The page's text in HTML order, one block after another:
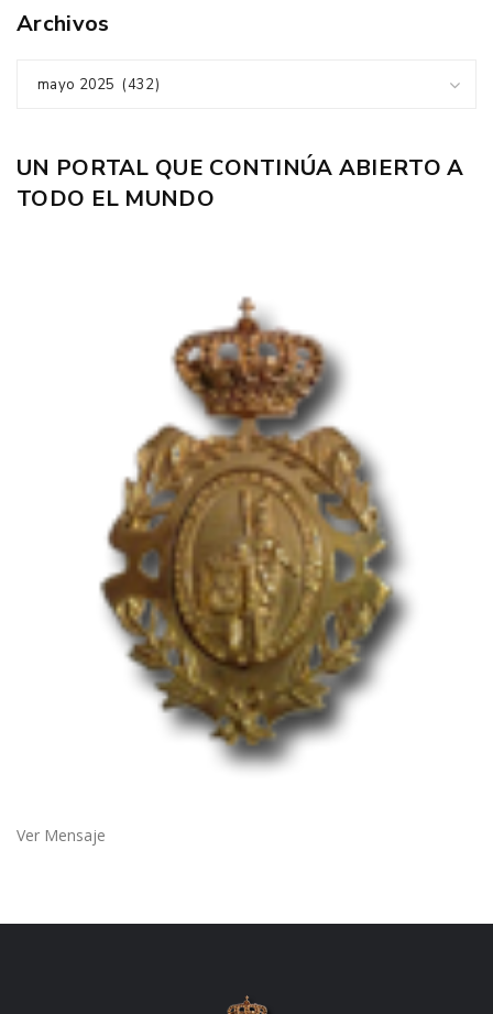
Archivos
mayo 2025 (432)
UN PORTAL QUE CONTINÚA ABIERTO A
TODO EL MUNDO
Ver Mensaje